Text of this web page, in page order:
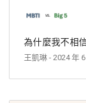
為什麼我不相
王凱琳 - 2024 年